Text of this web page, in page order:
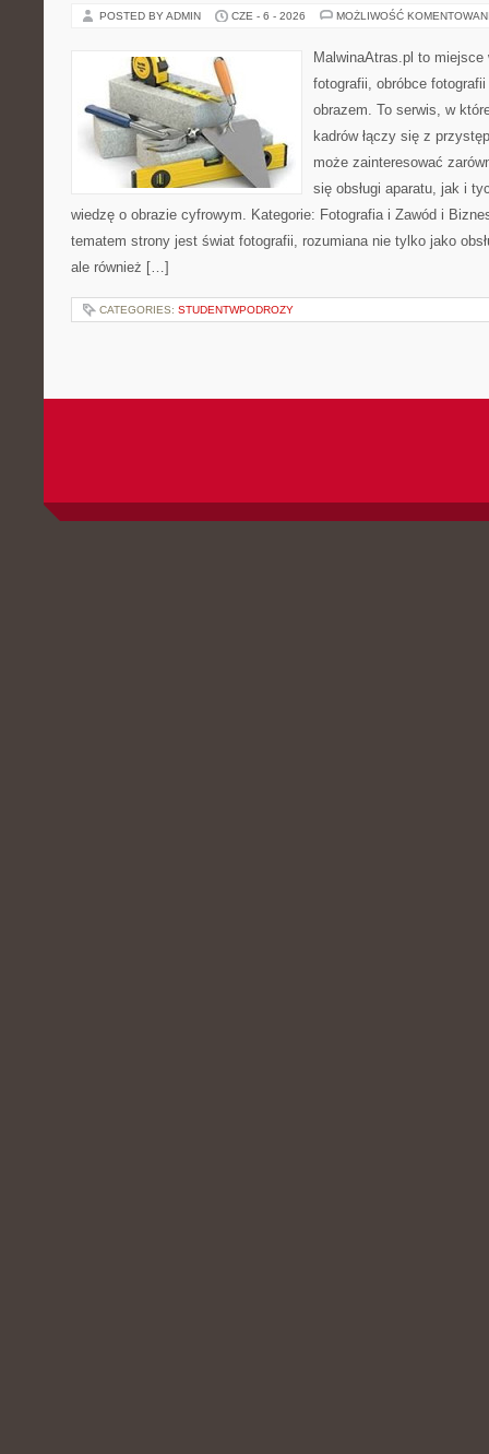
POSTED BY ADMIN CZE - 6 - 2026 MOŻLIWOŚĆ
MalwinaAtras.pl to
fotografii, obróbce
obrazem. To serwis, w
kadrów łączy się z
może zainteresować
się obsługi aparatu, jak i
wiedzę o obrazie cyfrowym. Kategorie: Fotografia i Zawód i
tematem strony jest świat fotografii, rozumiana nie tylko jako
ale również […]
CATEGORIES: STUDENTWPODROZY